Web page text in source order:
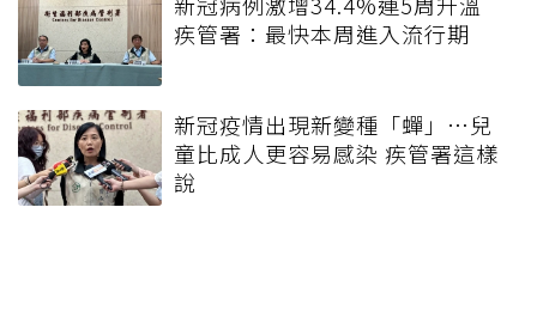
疾管署：最快本周進入流行期
新冠疫情出現新變種「蟬」…兒
童比成人更容易感染 疾管署這樣
說